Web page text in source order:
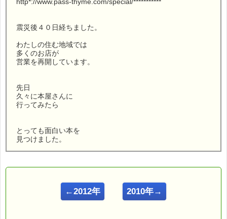
震災後４０日経ちました。
わたしの住む地域では
多くのお店が
営業を再開しています。
先日
久々に本屋さんに
行ってみたら
とっても面白い本を
見つけました。
ｅパスタイム店長の
ルコ＠千葉るみこ （主婦、二児の母） でございます。
←2012年 2010年→